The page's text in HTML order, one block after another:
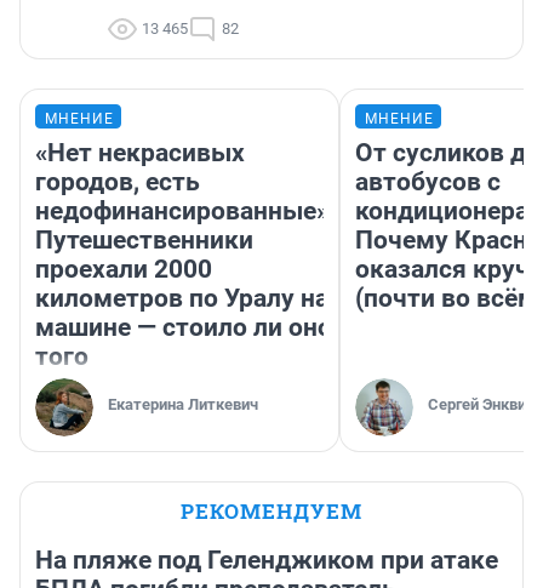
13 465 82
МНЕНИЕ
«Нет некрасивых
городов, есть
недофинансированные».
Путешественники
проехали 2000
километров по Уралу на
машине — стоило ли оно
того
Екатерина Литкевич
МНЕНИЕ
От сусликов до
автобусов с
Почему
оказался
(почти во
Сергей Энквист
РЕКОМЕНДУЕМ
На пляже под Геленджиком при атаке